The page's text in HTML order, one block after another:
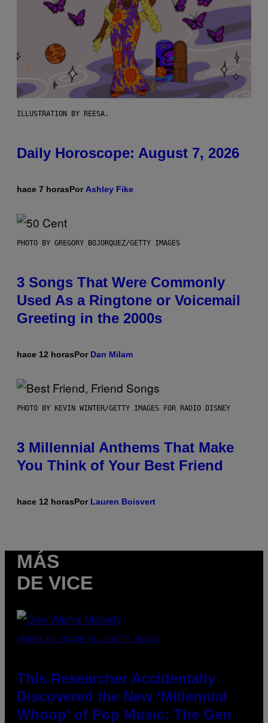
ILLUSTRATION BY REESA.
Daily Horoscope: August 7, 2026
hace 7 horasPorAshley Fike
PHOTO BY GREGORY BOJORQUEZ/GETTY IMAGES
3 Songs That Were Commonly
Used As a Ringtone or Voicemail
Greeting in the 2000s
hace 12 horasPor Dan Milam
PHOTO BY KEVIN WINTER/GETTY IMAGES FOR RADIO DISNEY
3 Millennial Anthems That Make
You Think of Your Best Friend
hace 12 horasPor Lauren Boisvert
MÁS
DE VICE
(PHOTO BY TAYLOR HILL/GETTY IMAGES)
This Researcher Accidentally
Discovered the New ‘Millennial
Whoop’ of Pop Music: The Gen